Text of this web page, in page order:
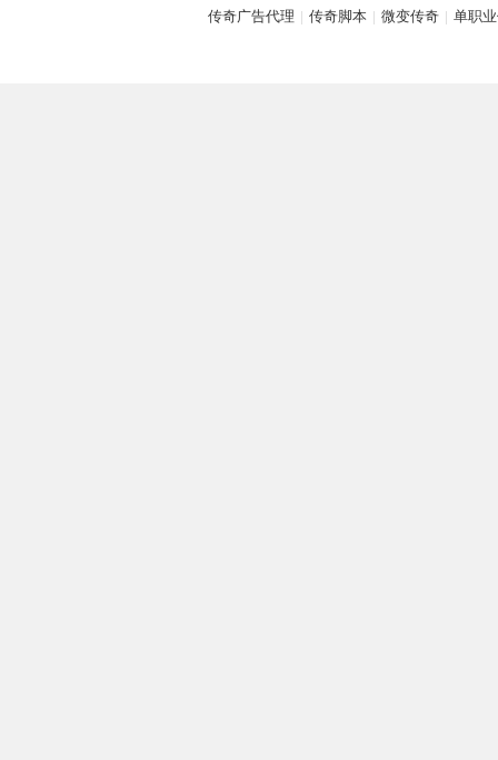
传奇广告代理 | 传奇脚本 | 微变传奇 | 单职